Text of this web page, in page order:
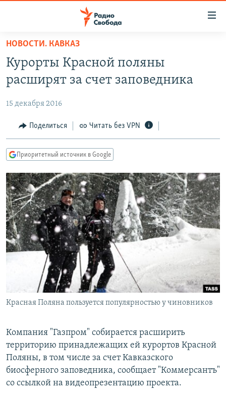
упрощенного
доступа
основному
Вернутся
главной
навигации
Вернутся
поиску
ПОДКАСТЫ
АВТОРСКИЕ ПРОЕКТЫ
ЦИТАТЫ СВОБОДЫ
МНЕНИЯ
IDEL.РЕАЛИИ
КАВКАЗ.РЕАЛИИ
СЕВЕР.РЕАЛИИ
СИБИРЬ.РЕАЛИИ
РАСПИСАНИЕ ВЕЩАНИЯ
ПОДПИШИТЕСЬ НА РАССЫЛКУ
СОЦИАЛЬНЫЕ СЕТИ
Все сайты РСЕ/РС
НОВОСТИ. КАВКАЗ
Курорты Красной поляны
расширят за счет заповедника
15 декабря 2016
Поделиться Читать без VPN
Приоритетный источник в Google
Красная Поляна пользуется популярностью у чиновников
Компания "Газпром" собирается расширить
территорию принадлежащих ей курортов Красной
Поляны, в том числе за счет Кавказского
биосферного заповедника, сообщает "Коммерсантъ"
со ссылкой на видеопрезентацию проекта.